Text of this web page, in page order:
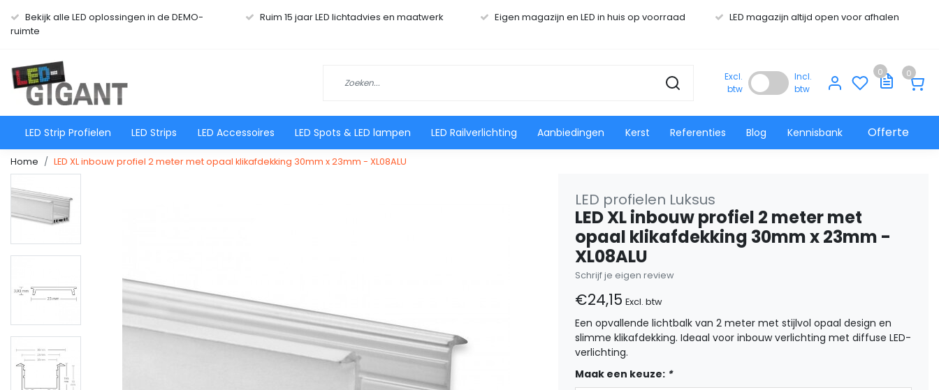
Bekijk alle LED oplossingen in de DEMO-
ruimte
Ruim 15 jaar LED lichtadvies en maatwerk Eigen magazijn en LED in huis op voorraad LED magazijn altijd open voor afhalen
Excl.
btw
Incl.
btw
0 0
LED Strip Profielen LED Strips LED Accessoires LED Spots & LED lampen LED Railverlichting Aanbiedingen Kerst Referenties Blog Kennisbank Offerte
Home LED XL inbouw profiel 2 meter met opaal klikafdekking 30mm x 23mm - XL08ALU
LED profielen Luksus
LED XL inbouw profiel 2 meter met
opaal klikafdekking 30mm x 23mm -
XL08ALU
Schrijf je eigen review
€24,15 Excl. btw
Een opvallende lichtbalk van 2 meter met stijlvol opaal design en
slimme klikafdekking. Ideaal voor inbouw verlichting met diffuse LED-
verlichting.
Maak een keuze: *